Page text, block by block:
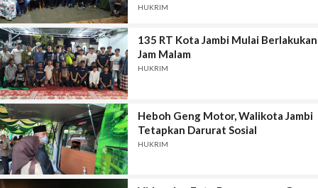
HUKRIM
135 RT Kota Jambi Mulai Berlakukan
Jam Malam
HUKRIM
Heboh Geng Motor, Walikota Jambi
Tetapkan Darurat Sosial
HUKRIM